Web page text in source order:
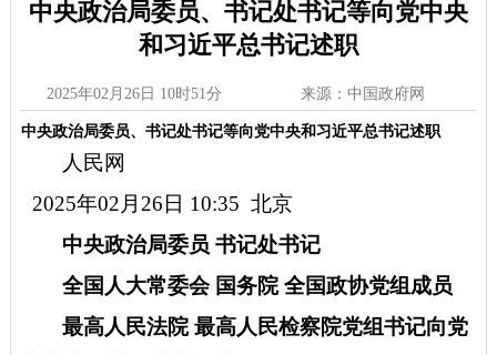
中央政治局委员、书记处书记等向党中央
和习近平总书记述职
2025年02月26日 10时51分 来源：中国政府网
中央政治局委员、书记处书记等向党中央和习近平总书记述职
人民网
2025年02月26日 10:35 北京
中央政治局委员 书记处书记
全国人大常委会 国务院 全国政协党组成员
最高人民法院 最高人民检察院党组书记向党